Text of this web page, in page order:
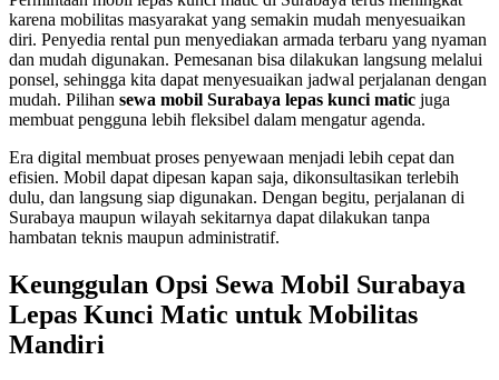
karena mobilitas masyarakat yang semakin mudah menyesuaikan
diri. Penyedia rental pun menyediakan armada terbaru yang nyaman
dan mudah digunakan. Pemesanan bisa dilakukan langsung melalui
ponsel, sehingga kita dapat menyesuaikan jadwal perjalanan dengan
mudah. Pilihan sewa mobil Surabaya lepas kunci matic juga
membuat pengguna lebih fleksibel dalam mengatur agenda.
Era digital membuat proses penyewaan menjadi lebih cepat dan
efisien. Mobil dapat dipesan kapan saja, dikonsultasikan terlebih
dulu, dan langsung siap digunakan. Dengan begitu, perjalanan di
Surabaya maupun wilayah sekitarnya dapat dilakukan tanpa
hambatan teknis maupun administratif.
Keunggulan Opsi Sewa Mobil Surabaya
Lepas Kunci Matic untuk Mobilitas
Mandiri